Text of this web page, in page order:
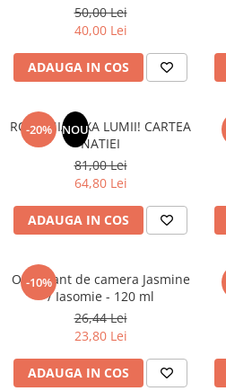
50,00 Lei
40,00 Lei
ADAUGA IN COS
-20% NOU
ROMANIA, AXA LUMII! CARTEA
NATIEI
81,00 Lei
64,80 Lei
ADAUGA IN COS
-10%
Odorizant de camera Jasmine
/ Iasomie - 120 ml
26,44 Lei
23,80 Lei
ADAUGA IN COS